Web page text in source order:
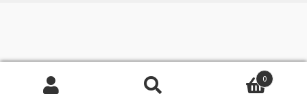
Recherche
Recherche
0